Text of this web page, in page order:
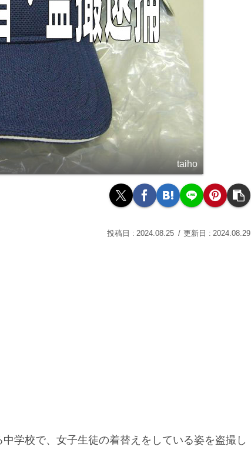
taiho
2024.08.25 2024.08.29
学校で、女子生徒の着替えをしている姿を盗撮し